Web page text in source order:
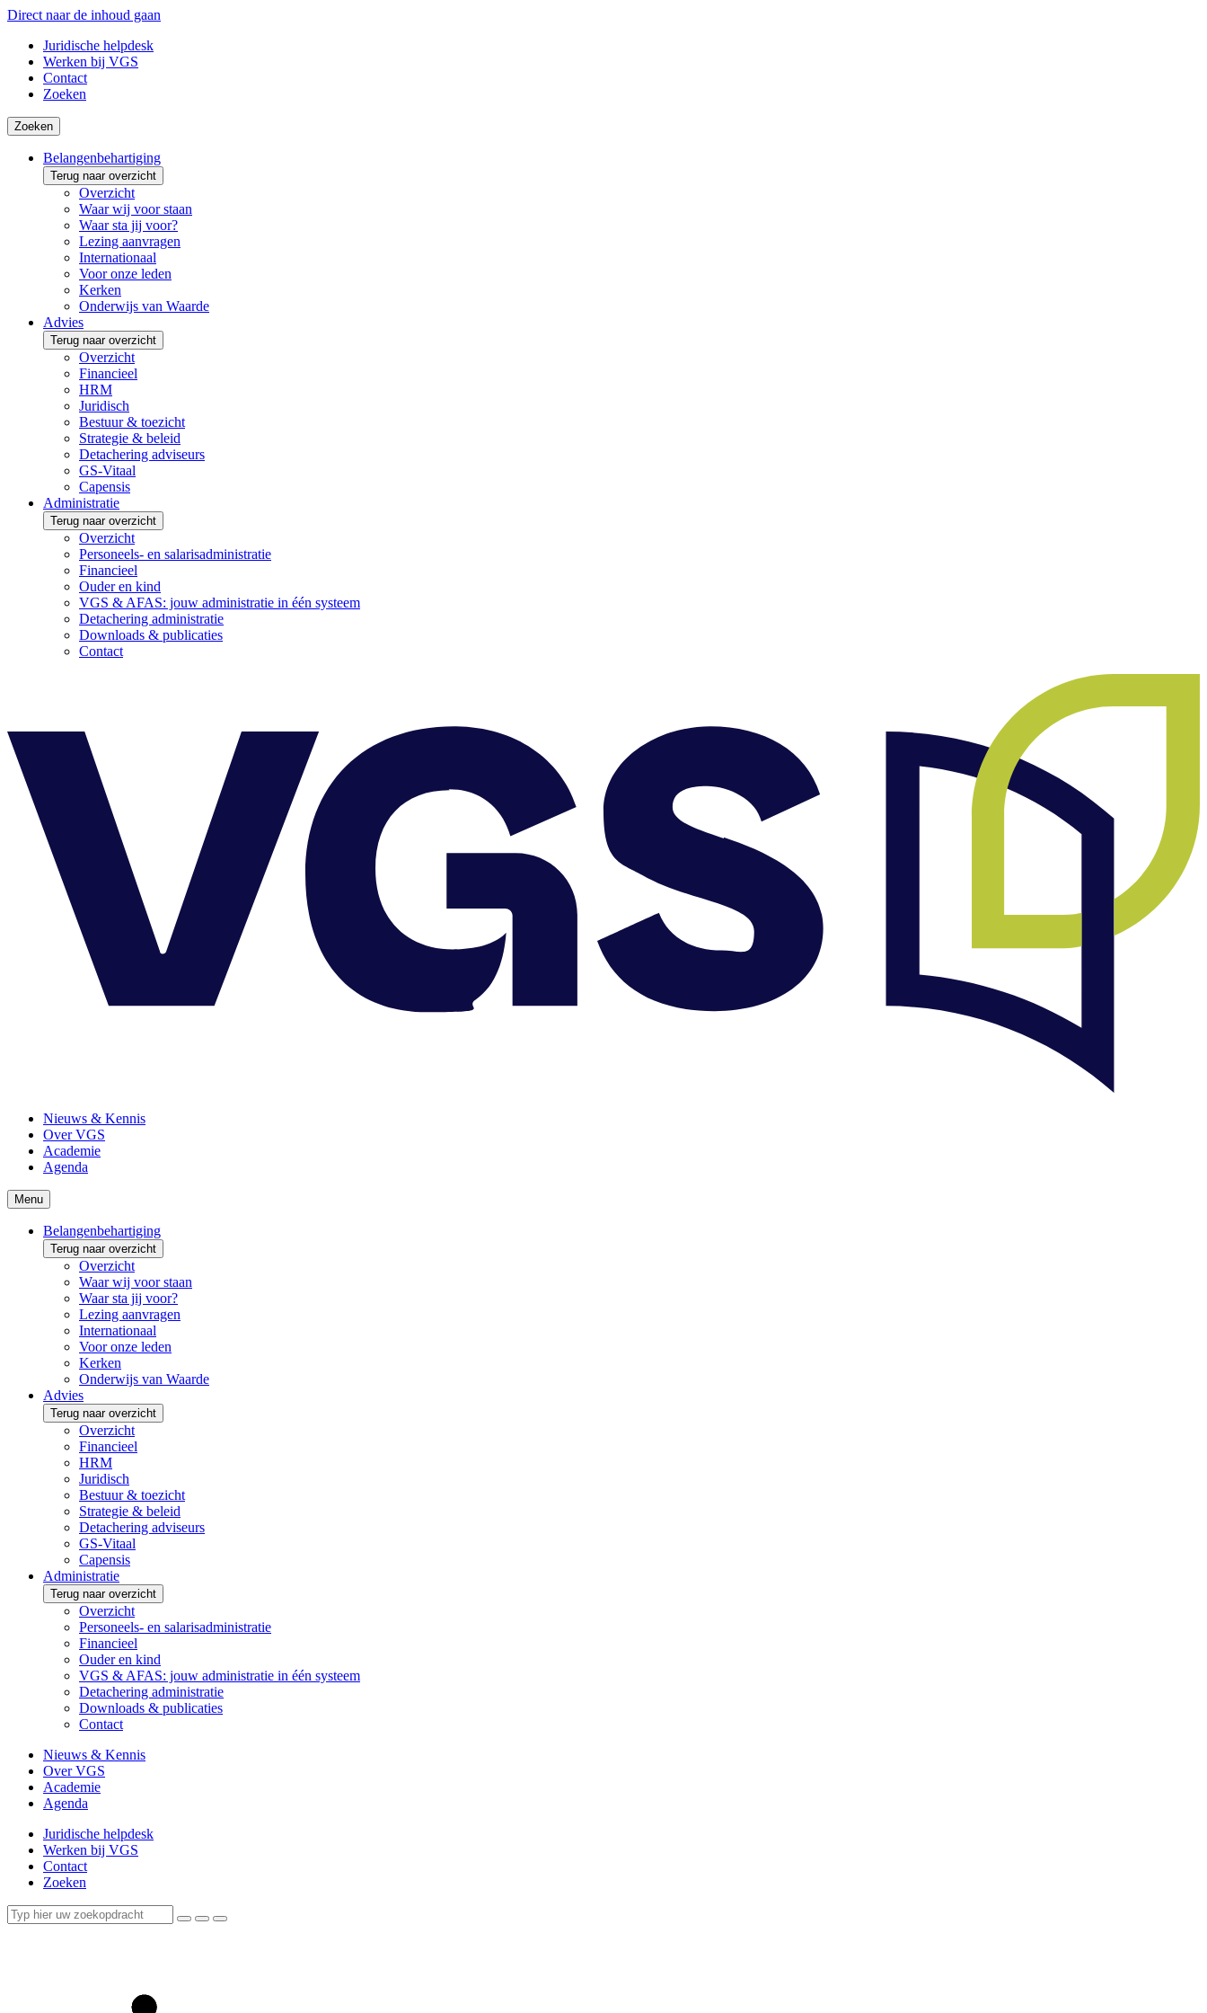
Direct naar de inhoud gaan
Juridische helpdesk
Werken bij VGS
Contact
Zoeken
Zoeken
Belangenbehartiging
Terug naar overzicht
Overzicht
Waar wij voor staan
Waar sta jij voor?
Lezing aanvragen
Internationaal
Voor onze leden
Kerken
Onderwijs van Waarde
Advies
Terug naar overzicht
Overzicht
Financieel
HRM
Juridisch
Bestuur & toezicht
Strategie & beleid
Detachering adviseurs
GS-Vitaal
Capensis
Administratie
Terug naar overzicht
Overzicht
Personeels- en salarisadministratie
Financieel
Ouder en kind
VGS & AFAS: jouw administratie in één systeem
Detachering administratie
Downloads & publicaties
Contact
Nieuws & Kennis
Over VGS
Academie
Agenda
Menu
Belangenbehartiging
Terug naar overzicht
Overzicht
Waar wij voor staan
Waar sta jij voor?
Lezing aanvragen
Internationaal
Voor onze leden
Kerken
Onderwijs van Waarde
Advies
Terug naar overzicht
Overzicht
Financieel
HRM
Juridisch
Bestuur & toezicht
Strategie & beleid
Detachering adviseurs
GS-Vitaal
Capensis
Administratie
Terug naar overzicht
Overzicht
Personeels- en salarisadministratie
Financieel
Ouder en kind
VGS & AFAS: jouw administratie in één systeem
Detachering administratie
Downloads & publicaties
Contact
Nieuws & Kennis
Over VGS
Academie
Agenda
Juridische helpdesk
Werken bij VGS
Contact
Zoeken